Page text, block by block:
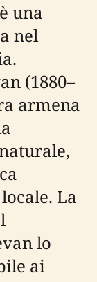
una
nel
(1880–
armena
La
lo
ai